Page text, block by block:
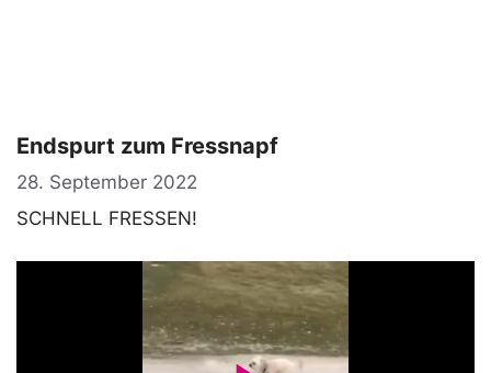
Endspurt zum Fressnapf
28. September 2022
SCHNELL FRESSEN!